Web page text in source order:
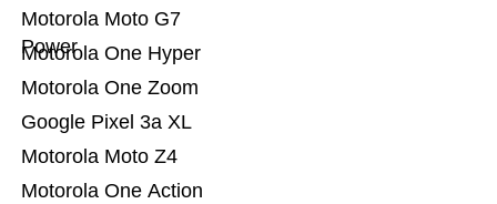
Motorola One Action
Motorola Moto Z4
Google Pixel 3a XL
Motorola One Zoom
Motorola One Hyper
Motorola Moto G7
Power